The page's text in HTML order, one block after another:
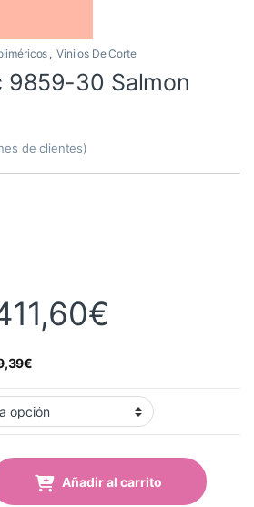
, Vinilos De Corte
9859-30 Salmon
de clientes)
€
€
Pink Brillo quantity
Añadir al carrito